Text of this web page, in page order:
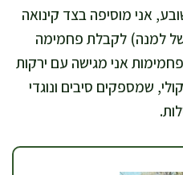
אני מוסיפה בצד קינואה
120 גרם מבושל למנה) לקבלת פחמימה
אני מגישה עם ירקות
שמספקים סיבים ונוגדי